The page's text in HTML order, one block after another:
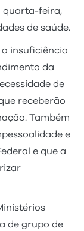
quarta-feira,
de saúde.
insuficiência
da
de
receberão
Também
e
e que a
de grupo de